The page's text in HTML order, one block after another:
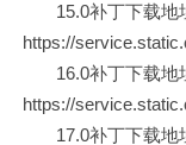
15.0补丁下载地
https://
16.0补丁下载地
https://
17.0补丁下载地